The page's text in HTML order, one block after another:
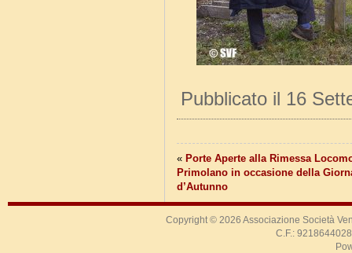
Pubblicato il 16
« Porte Aperte alla Rimessa
Primolano in occasione della
d’Autunno
Copyright © 2026 Associazione Società
C.F.: